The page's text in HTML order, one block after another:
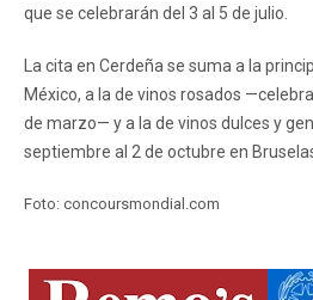
que se celebrarán del 3 al 5 de julio.
La cita en Cerdeña se suma a la
México, a la de vinos rosados
de marzo— y a la de vinos dulces y
septiembre al 2 de octubre en
Foto: concoursmondial.com